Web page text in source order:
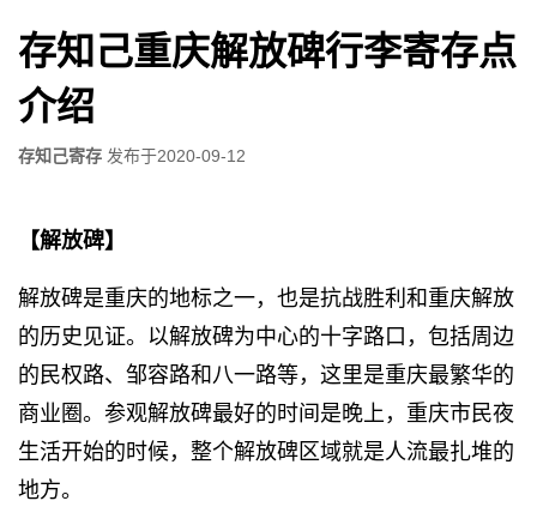
存知己重庆解放碑行李寄存点
介绍
存知己寄存 发布于2020-09-12
【解放碑】
解放碑是重庆的地标之一，也是抗战胜利和重庆解放
的历史见证。以解放碑为中心的十字路口，包括周边
的民权路、邹容路和八一路等，这里是重庆最繁华的
商业圈。参观解放碑最好的时间是晚上，重庆市民夜
生活开始的时候，整个解放碑区域就是人流最扎堆的
地方。